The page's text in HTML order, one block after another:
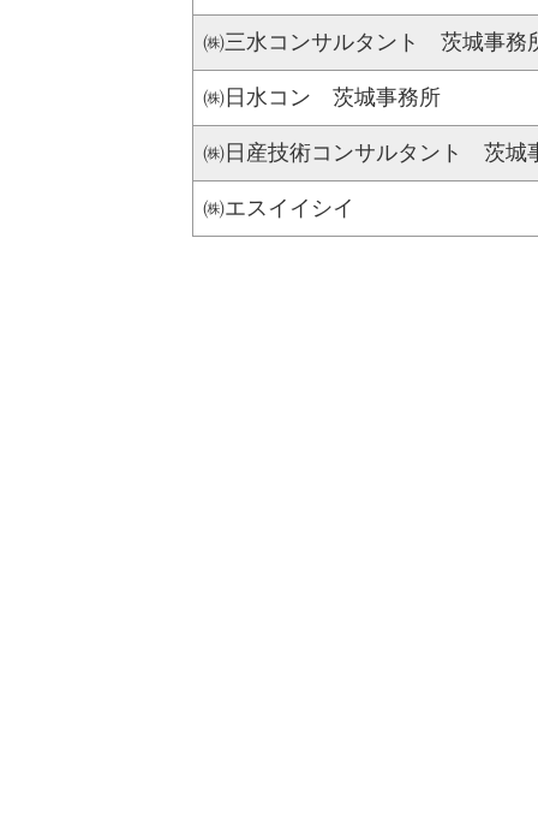
㈱三水コンサルタント 茨城事務
㈱日水コン 茨城事務所
㈱日産技術コンサルタント 茨城
㈱エスイイシイ